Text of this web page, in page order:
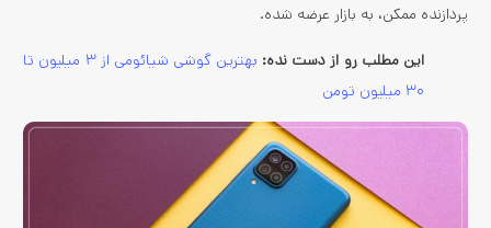
پردازنده ممکن، به بازار عرضه شده.
این مطلب رو از دست نده:
بهترین گوشی شیائومی از ۳ میلیون تا
۳۰ میلیون تومن